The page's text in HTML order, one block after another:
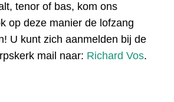
tenor of bas, kom ons
op deze manier de lofzang
U kunt zich aanmelden bij de
mail naar: Richard Vos.